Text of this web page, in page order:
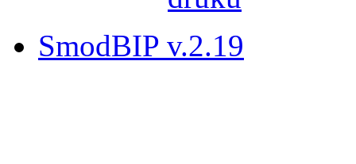
SmodBIP v.2.19